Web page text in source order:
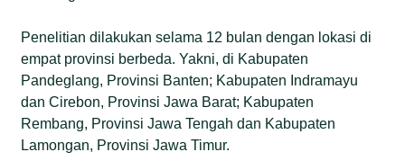
Penelitian dilakukan selama 12 bulan dengan lokasi di
empat provinsi berbeda. Yakni, di Kabupaten
Pandeglang, Provinsi Banten; Kabupaten Indramayu
dan Cirebon, Provinsi Jawa Barat; Kabupaten
Rembang, Provinsi Jawa Tengah dan Kabupaten
Lamongan, Provinsi Jawa Timur.